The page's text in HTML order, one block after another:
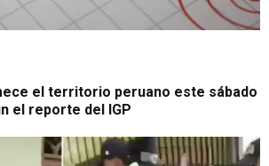
el territorio peruano este sábado
el reporte del IGP